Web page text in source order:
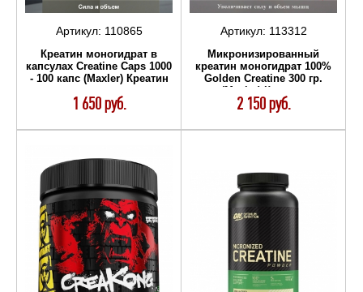
Артикул: 110865
Креатин моногидрат в
капсулах Creatine Caps 1000
- 100 капс (Maxler) Креатин
1 650 руб.
Артикул: 113312
Микронизированный
креатин моногидрат 100%
Golden Creatine 300 гр.
(Maxler) Креатин
2 150 руб.